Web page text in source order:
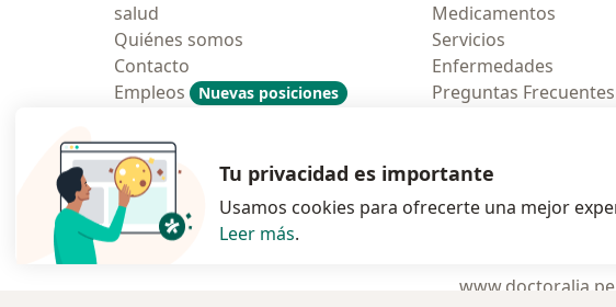
salud
Quiénes somos
Contacto
Empleos
Nuevas posiciones
Contratación
Medicamentos
Servicios
Enfermedades
Preguntas Frecuentes
Polska se abre en
se abre
Tu privacidad es importante
Usamos cookies para ofrecerte una mejor
Leer más.